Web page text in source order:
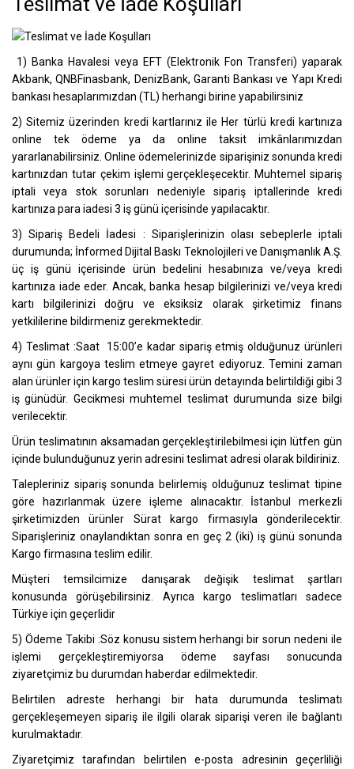
1) Banka Havalesi veya EFT (Elektronik Fon Transferi) yaparak
Akbank, QNBFinasbank, DenizBank, Garanti Bankası ve Yapı Kredi
bankası hesaplarımızdan (TL) herhangi birine yapabilirsiniz
2) Sitemiz üzerinden kredi kartlarınız ile Her türlü kredi kartınıza
online tek ödeme ya da online taksit imkânlarımızdan
yararlanabilirsiniz. Online ödemelerinizde siparişiniz sonunda kredi
kartınızdan tutar çekim işlemi gerçekleşecektir. Muhtemel sipariş
iptali veya stok sorunları nedeniyle sipariş iptallerinde kredi
kartınıza para iadesi 3 iş günü içerisinde yapılacaktır.
3) Sipariş Bedeli İadesi : Siparişlerinizin olası sebeplerle iptali
durumunda; İnformed Dijital Baskı Teknolojileri ve Danışmanlık A.Ş.
üç iş günü içerisinde ürün bedelini hesabınıza ve/veya kredi
kartınıza iade eder. Ancak, banka hesap bilgilerinizi ve/veya kredi
kartı bilgilerinizi doğru ve eksiksiz olarak şirketimiz finans
yetkililerine bildirmeniz gerekmektedir.
4) Teslimat :Saat 15:00’e kadar sipariş etmiş olduğunuz ürünleri
aynı gün kargoya teslim etmeye gayret ediyoruz. Temini zaman
alan ürünler için kargo teslim süresi ürün detayında belirtildiği gibi 3
iş günüdür. Gecikmesi muhtemel teslimat durumunda size bilgi
verilecektir.
Ürün teslimatının aksamadan gerçekleştirilebilmesi için lütfen gün
içinde bulunduğunuz yerin adresini teslimat adresi olarak bildiriniz.
Talepleriniz sipariş sonunda belirlemiş olduğunuz teslimat tipine
göre hazırlanmak üzere işleme alınacaktır. İstanbul merkezli
şirketimizden ürünler Sürat kargo firmasıyla gönderilecektir.
Siparişleriniz onaylandıktan sonra en geç 2 (iki) iş günü sonunda
Kargo firmasına teslim edilir.
Müşteri temsilcimize danışarak değişik teslimat şartları
konusunda görüşebilirsiniz. Ayrıca kargo teslimatları sadece
Türkiye için geçerlidir
5) Ödeme Takibi :Söz konusu sistem herhangi bir sorun nedeni ile
işlemi gerçekleştiremiyorsa ödeme sayfası sonucunda
ziyaretçimiz bu durumdan haberdar edilmektedir.
Belirtilen adreste herhangi bir hata durumunda teslimatı
gerçekleşemeyen sipariş ile ilgili olarak siparişi veren ile bağlantı
kurulmaktadır.
Ziyaretçimiz tarafından belirtilen e-posta adresinin geçerliliği